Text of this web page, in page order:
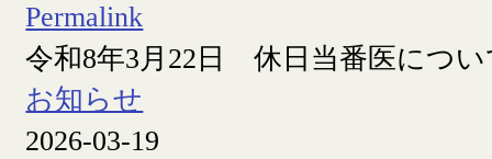
Permalink
令和8年3月22日 休日当番医につい
お知らせ
2026-03-19